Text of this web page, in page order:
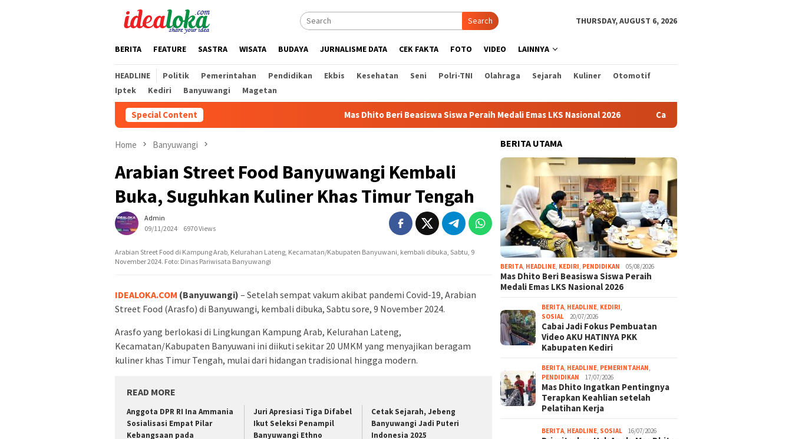
Search THURSDAY, AUGUST 6, 2026
BERITA FEATURE SASTRA WISATA BUDAYA JURNALISME DATA CEK FAKTA FOTO VIDEO LAINNYA
HEADLINE Politik Pemerintahan Pendidikan Ekbis Kesehatan Seni Polri-TNI Olahraga Sejarah Kuliner
Otomotif
Iptek
Kediri Banyuwangi Magetan
Special Content Mas Dhito Beri Beasiswa Siswa Peraih Medali Emas LKS Nasional 2026 Cabai Jadi Fokus Pembuatan Video AKU
Home Banyuwangi
Arabian Street Food Banyuwangi Kembali
Buka, Suguhkan Kuliner Khas Timur Tengah
Admin
09/11/2024
6970 Views
Arabian Street Food di Kampung Arab, Kelurahan Lateng, Kecamatan/Kabupaten Banyuwani, kembali dibuka, Sabtu, 9
November 2024. Foto: Dinas Pariwisata Banyuwangi
IDEALOKA.COM (Banyuwangi) – Setelah sempat vakum akibat pandemi Covid-19, Arabian
Street Food (Arasfo) di Banyuwangi, kembali dibuka, Sabtu sore, 9 November 2024.
Arasfo yang berlokasi di Lingkungan Kampung Arab, Kelurahan Lateng,
Kecamatan/Kabupaten Banyuwani ini diikuti sekitar 20 UMKM yang menyajikan beragam
kuliner khas Timur Tengah, mulai dari hidangan tradisional hingga modern.
READ MORE
Anggota DPR RI Ina Ammania
Sosialisasi Empat Pilar
Kebangsaan pada
Juri Apresiasi Tiga Difabel
Ikut Seleksi Penampil
Banyuwangi Ethno
Cetak Sejarah, Jebeng
Banyuwangi Jadi Puteri
Indonesia 2025
BERITA UTAMA
BERITA HEADLINE KEDIRI PENDIDIKAN 05/08/2026
Mas Dhito Beri Beasiswa Siswa Peraih
Medali Emas LKS Nasional 2026
BERITA HEADLINE KEDIRI
SOSIAL
20/07/2026
Cabai Jadi Fokus Pembuatan
Video AKU HATINYA PKK
Kabupaten Kediri
BERITA HEADLINE PEMERINTAHAN
PENDIDIKAN
17/07/2026
Mas Dhito Ingatkan Pentingnya
Terapkan Keahlian setelah
Pelatihan Kerja
BERITA HEADLINE SOSIAL 16/07/2026